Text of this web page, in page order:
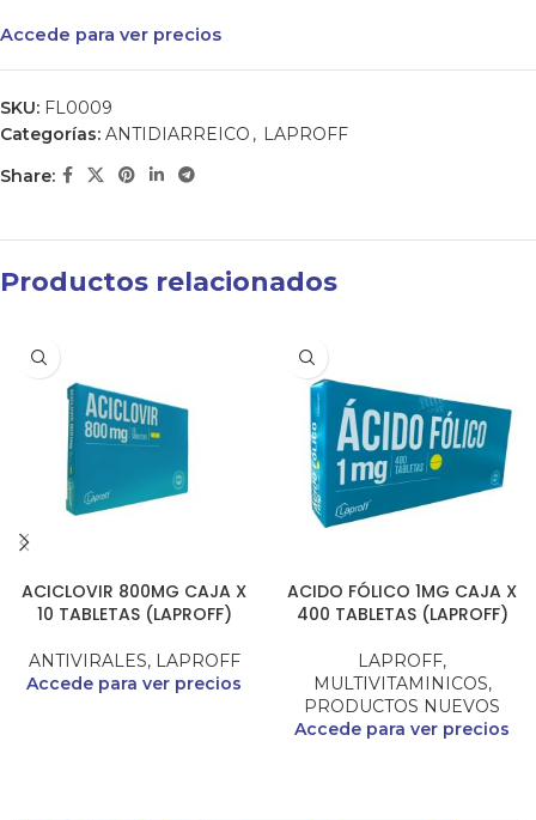
Accede para ver precios
SKU: FL0009
Categorías: ANTIDIARREICO , LAPROFF
Share:
Productos relacionados
ACICLOVIR 800MG CAJA X
10 TABLETAS (LAPROFF)
ANTIVIRALES, LAPROFF
Accede para ver precios
ACIDO FÓLICO 1MG CAJA X
400 TABLETAS (LAPROFF)
LAPROFF,
MULTIVITAMINICOS,
PRODUCTOS NUEVOS
Accede para ver precios